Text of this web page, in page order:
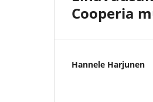
Cooperia
Hannele Harjunen